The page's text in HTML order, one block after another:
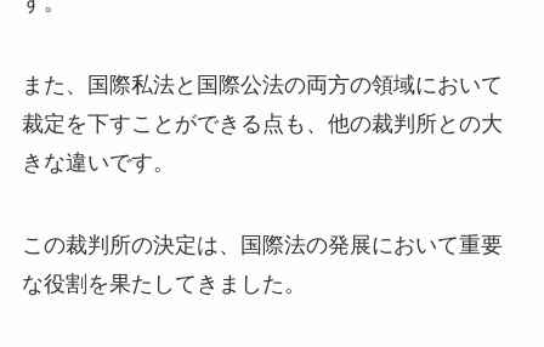
また、国際私法と国際公法の両方の領域において
裁定を下すことができる点も、他の裁判所との大
きな違いです。
この裁判所の決定は、国際法の発展において重要
な役割を果たしてきました。